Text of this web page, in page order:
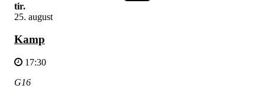
tir.
25. august
Kamp
17:30
G16